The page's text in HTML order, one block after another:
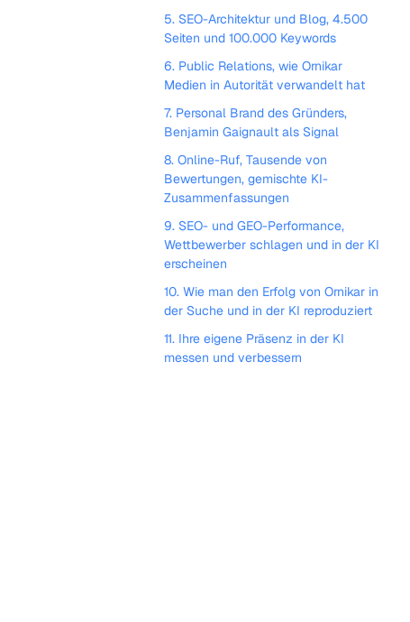
5. SEO-Architektur und Blog, 4.500
Seiten und 100.000 Keywords
6. Public Relations, wie Ornikar
Medien in Autorität verwandelt hat
7. Personal Brand des Gründers,
Benjamin Gaignault als Signal
8. Online-Ruf, Tausende von
Bewertungen, gemischte KI-
Zusammenfassungen
9. SEO- und GEO-Performance,
Wettbewerber schlagen und in der KI
erscheinen
10. Wie man den Erfolg von Ornikar in
der Suche und in der KI reproduziert
11. Ihre eigene Präsenz in der KI
messen und verbessern